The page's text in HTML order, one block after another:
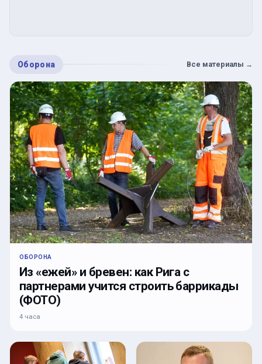
Оборона Все материалы →
ОБОРОНА
Из «ежей» и бревен: как Рига с
партнерами учится строить баррикады
(ФОТО)
4 часа